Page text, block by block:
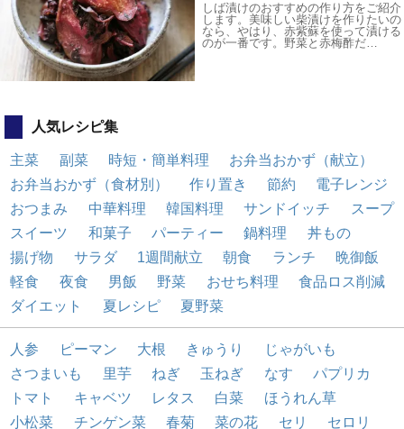
しば漬けのおすすめの作り方をご紹介
します。美味しい柴漬けを作りたいの
なら、やはり、赤紫蘇を使って漬ける
のが一番です。野菜と赤梅酢だ…
人気レシピ集
主菜 副菜 時短・簡単料理
お弁当おかず（献立）
お弁当おかず（食材別）
作り置き 節約
電子レンジ
おつまみ
中華料理 韓国料理 サンドイッチ
スープ
スイーツ
和菓子 パーティー 鍋料理
丼もの
揚げ物
サラダ 1週間献立 朝食 ランチ
晩御飯
軽食
夜食 男飯 野菜 おせち料理
食品ロス削減
ダイエット
夏レシピ 夏野菜
人参 ピーマン 大根 きゅうり
じゃがいも
さつまいも
里芋 ねぎ 玉ねぎ なす
パプリカ
トマト
キャベツ レタス 白菜
ほうれん草
小松菜
チンゲン菜 春菊 菜の花 セリ
セロリ